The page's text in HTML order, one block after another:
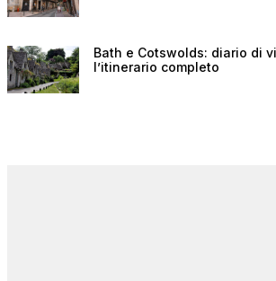
Bath e Cotswolds: diario di
l’itinerario completo